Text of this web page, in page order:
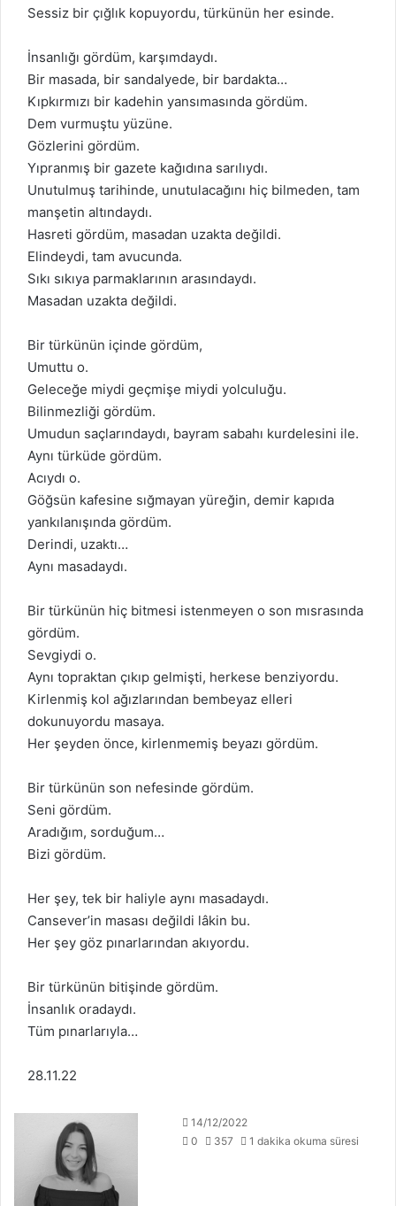
Sessiz bir çığlık kopuyordu, türkünün her esinde.
İnsanlığı gördüm, karşımdaydı.
Bir masada, bir sandalyede, bir bardakta…
Kıpkırmızı bir kadehin yansımasında gördüm.
Dem vurmuştu yüzüne.
Gözlerini gördüm.
Yıpranmış bir gazete kağıdına sarılıydı.
Unutulmuş tarihinde, unutulacağını hiç bilmeden, tam
manşetin altındaydı.
Hasreti gördüm, masadan uzakta değildi.
Elindeydi, tam avucunda.
Sıkı sıkıya parmaklarının arasındaydı.
Masadan uzakta değildi.
Bir türkünün içinde gördüm,
Umuttu o.
Geleceğe miydi geçmişe miydi yolculuğu.
Bilinmezliği gördüm.
Umudun saçlarındaydı, bayram sabahı kurdelesini ile.
Aynı türküde gördüm.
Acıydı o.
Göğsün kafesine sığmayan yüreğin, demir kapıda
yankılanışında gördüm.
Derindi, uzaktı…
Aynı masadaydı.
Bir türkünün hiç bitmesi istenmeyen o son mısrasında
gördüm.
Sevgiydi o.
Aynı topraktan çıkıp gelmişti, herkese benziyordu.
Kirlenmiş kol ağızlarından bembeyaz elleri
dokunuyordu masaya.
Her şeyden önce, kirlenmemiş beyazı gördüm.
Bir türkünün son nefesinde gördüm.
Seni gördüm.
Aradığım, sorduğum…
Bizi gördüm.
Her şey, tek bir haliyle aynı masadaydı.
Cansever’in masası değildi lâkin bu.
Her şey göz pınarlarından akıyordu.
Bir türkünün bitişinde gördüm.
İnsanlık oradaydı.
Tüm pınarlarıyla…
28.11.22
14/12/2022
0
357 1 dakika okuma süresi